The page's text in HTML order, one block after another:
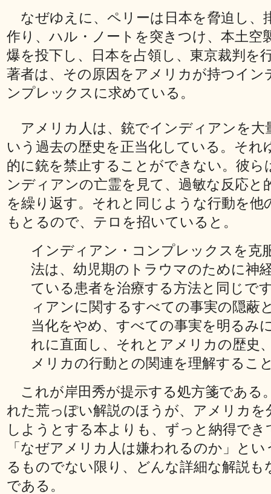
なぜゆえに、ペリーは日本を脅迫し、
作り、ハル・ノートを突きつけ、本土空
爆を投下し、日本を占領し、東京裁判を
著者は、その原因をアメリカが持つイン
ンプレックスに求めている。
アメリカ人は、銃でインディアンを大
いう過去の歴史を正当化している。それ
的に銃を禁止することができない。彼ら
ンディアンの亡霊を見て、過敏な反応と
を繰り返す。それと同じような行動を他
もとるので、テロを招いていると。
インディアン・コンプレックスを克
法は、幼児期のトラウマのために神
ている患者を治療する方法と同じで
ィアンに関するすべての事実の隠蔽
当化をやめ、すべての事実を明るみ
れに直面し、それとアメリカの歴史
メリカの行動との関連を理解するこ
これが岸田秀が提示する処方箋である
れた荒っぽい解説のほうが、アメリカを
しようとする本よりも、ずっと納得でき
「なぜアメリカ人は嫌われるのか」と
るものでない限り、どんな詳細な解説も
である。